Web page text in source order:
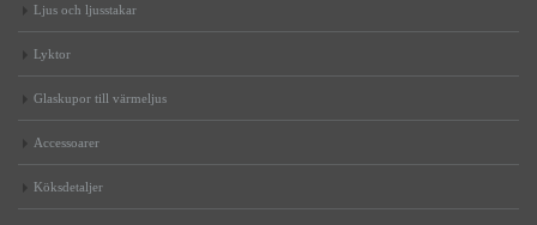
Ljus och ljusstakar
Lyktor
Glaskupor till värmeljus
Accessoarer
Köksdetaljer